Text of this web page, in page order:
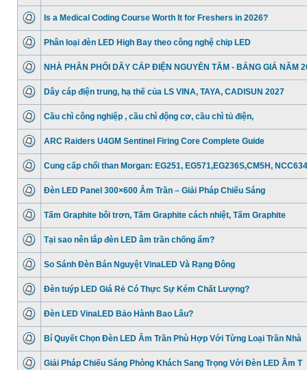
Is a Medical Coding Course Worth It for Freshers in 2026?
Phân loại đèn LED High Bay theo công nghệ chip LED
NHÀ PHÂN PHỐI DÂY CÁP ĐIỆN NGUYÊN TÂM - BẢNG GIÁ NĂM
Dây cáp điện trung, hạ thế của LS VINA, TAYA, CADISUN 2027
Cầu chì công nghiệp , cầu chì động cơ, cầu chì tủ điện,
ARC Raiders U4GM Sentinel Firing Core Complete Guide
Cung cấp chổi than Morgan: EG251, EG571,EG236S,CM5H, NCC634
Đèn LED Panel 300×600 Âm Trần – Giải Pháp Chiếu Sáng
Tấm Graphite bôi trơn, Tấm Graphite cách nhiệt, Tấm Graphite
Tại sao nên lắp đèn LED âm trần chống ẩm?
So Sánh Đèn Bán Nguyệt VinaLED Và Rạng Đông
Đèn tuýp LED Giá Rẻ Có Thực Sự Kém Chất Lượng?
Đèn LED VinaLED Bảo Hành Bao Lâu?
Bí Quyết Chọn Đèn LED Âm Trần Phù Hợp Với Từng Loại Trần Nhà
Giải Pháp Chiếu Sáng Phòng Khách Sang Trọng Với Đèn LED Âm T